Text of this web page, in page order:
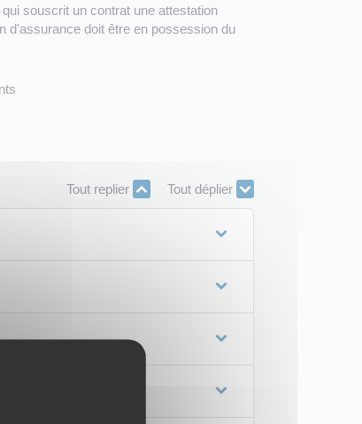
souscrit un contrat une attestation
d'assurance doit être en possession du
Tout replier Tout déplier